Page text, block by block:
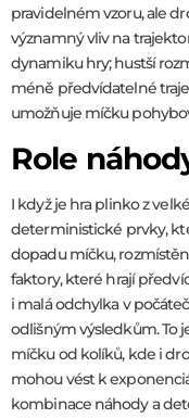
pravidelném vzoru, ale
významný vliv na
dynamiku hry; hustší
méně předvídatelné
umožňuje míčku
Role
I když je hra plinko z
deterministické prvky,
dopadu míčku,
faktory, které hrají
i malá odchylka v
odlišným výsledkům. To
míčku od kolíků, kde i
mohou vést k
kombinace náhody a